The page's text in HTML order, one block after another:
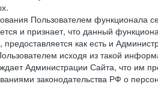
Пользователем функционала
и признает, что данный
как есть и
исходя из такой
Администрации Сайта, что им
законодательства РФ о